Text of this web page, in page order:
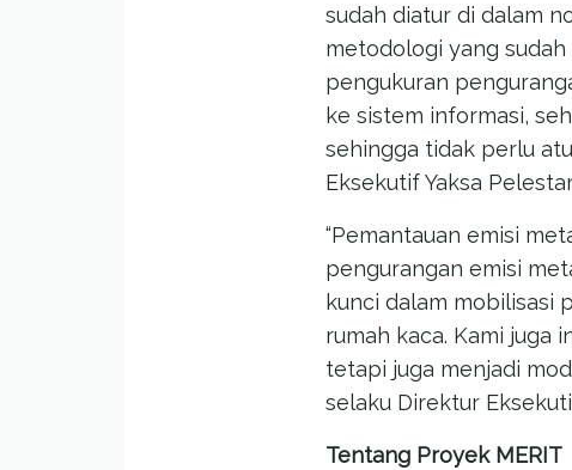
sudah diatur di dalam
metodologi yang
pengukuran
ke sistem informasi,
sehingga tidak perlu
Eksekutif Yaksa
“Pemantauan emisi
pengurangan emisi
kunci dalam mobilisasi
rumah kaca. Kami juga
tetapi juga menjadi
selaku Direktur
Tentang Proyek MERIT